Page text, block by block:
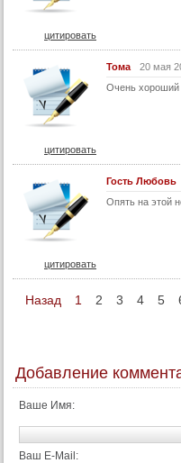
цитировать
Тома
20 мая
Очень
цитировать
Гость Любовь
Опять на этой
цитировать
Назад 1 2 3 4 5
Добавление
Ваше Имя:
Ваш E-Mail: